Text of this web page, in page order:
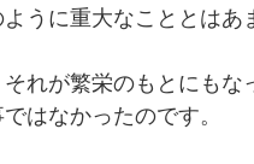
うに重大なこととはあ
れが繁栄のもとにもな
はなかったのです。